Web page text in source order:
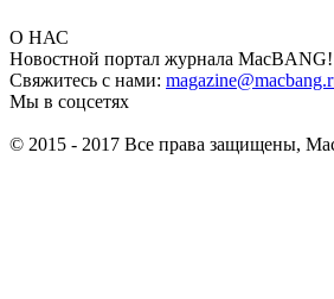
О НАС
Новостной портал журнала MacBANG!
Свяжитесь с нами:
Мы в соцсетях
© 2015 - 2017 Все права защищены,